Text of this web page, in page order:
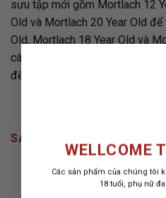
WELLCOME
Các sản phẩm của chúng tôi
18 tuổi, phụ nữ
sưu tập mới gồm Mortlach 12
Old và Mortlach 20 Year Old
Old, Mortlach 18 Year Old và
các bạn nhanh chóng tậu cho
để tránh hết hàng.
SẢN PHẨM TƯƠNG TỰ